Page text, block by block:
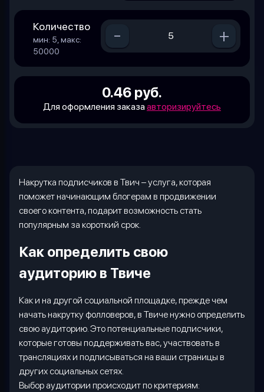
Количество
мин: 5, макс:
50000
- +
0.46 руб.
Для оформления заказаавторизируйтесь
Накрутка подписчиков в Твич – услуга, которая
поможет начинающим блогерам в продвижении
своего контента, подарит возможность стать
популярным за короткий срок.
Как определить свою
аудиторию в Твиче
Как и на другой социальной площадке, прежде чем
начать накрутку фолловеров, в Твиче нужно определить
свою аудиторию. Это потенциальные подписчики,
которые готовы поддерживать вас, участвовать в
трансляциях и подписываться на ваши страницы в
других социальных сетях.
Выбор аудитории происходит по критериям: